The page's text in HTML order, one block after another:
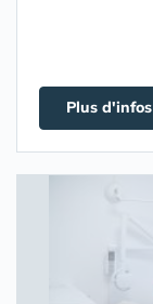
Plus d'infos